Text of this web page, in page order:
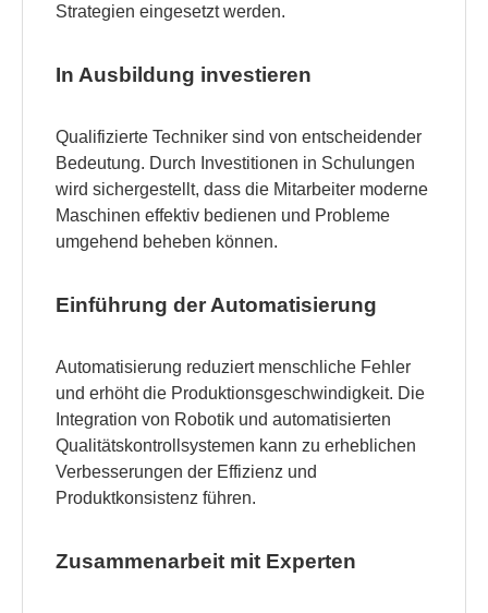
Strategien eingesetzt werden.
In Ausbildung investieren
Qualifizierte Techniker sind von entscheidender
Bedeutung. Durch Investitionen in Schulungen
wird sichergestellt, dass die Mitarbeiter moderne
Maschinen effektiv bedienen und Probleme
umgehend beheben können.
Einführung der Automatisierung
Automatisierung reduziert menschliche Fehler
und erhöht die Produktionsgeschwindigkeit. Die
Integration von Robotik und automatisierten
Qualitätskontrollsystemen kann zu erheblichen
Verbesserungen der Effizienz und
Produktkonsistenz führen.
Zusammenarbeit mit Experten